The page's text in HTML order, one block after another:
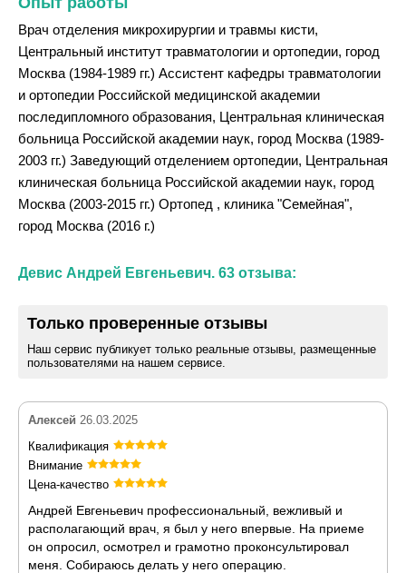
Врач отделения микрохирургии и травмы кисти,
Центральный институт травматологии и ортопедии, город
Москва (1984-1989 гг.) Ассистент кафедры травматологии
и ортопедии Российской медицинской академии
последипломного образования, Центральная клиническая
больница Российской академии наук, город Москва (1989-
2003 гг.) Заведующий отделением ортопедии, Центральная
клиническая больница Российской академии наук, город
Москва (2003-2015 гг.) Ортопед , клиника "Семейная",
город Москва (2016 г.)
Девис Андрей Евгеньевич. 63 отзыва:
Только проверенные отзывы
Наш сервис публикует только реальные отзывы, размещенные
пользователями на нашем сервисе.
Алексей 26.03.2025
Квалификация
Внимание
Цена-качество
Андрей Евгеньевич профессиональный, вежливый и
располагающий врач, я был у него впервые. На приеме
он опросил, осмотрел и грамотно проконсультировал
меня. Собираюсь делать у него операцию.